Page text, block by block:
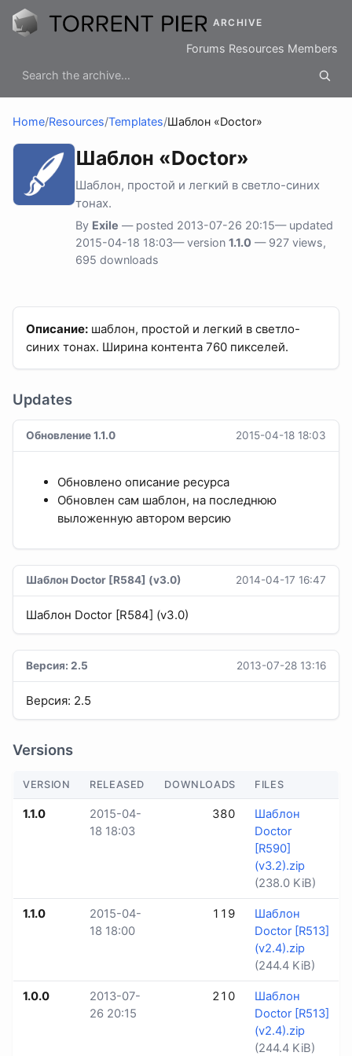
ARCHIVE
Forums Resources Members
Home/Resources/Templates/Шаблон «Doctor»
Шаблон «Doctor»
Шаблон, простой и легкий в светло-синих
тонах.
By Exile — posted 2013-07-26 20:15— updated
2015-04-18 18:03— version 1.1.0 — 927 views,
695 downloads
Описание: шаблон, простой и легкий в светло-
синих тонах. Ширина контента 760 пикселей.
Updates
Обновление 1.1.0 2015-04-18 18:03
Обновлено описание ресурса
Обновлен сам шаблон, на последнюю
выложенную автором версию
Шаблон Doctor [R584] (v3.0) 2014-04-17 16:47
Шаблон Doctor [R584] (v3.0)
Версия: 2.5 2013-07-28 13:16
Версия: 2.5
Versions
VERSION RELEASED DOWNLOADS FILES
1.1.0
2015-04-
18 18:03
380
Шаблон
Doctor
[R590]
(v3.2).zip
(238.0 KiB)
1.1.0
2015-04-
18 18:00
119
Шаблон
Doctor [R513]
(v2.4).zip
(244.4 KiB)
1.0.0
2013-07-
26 20:15
210
Шаблон
Doctor [R513]
(v2.4).zip
(244.4 KiB)